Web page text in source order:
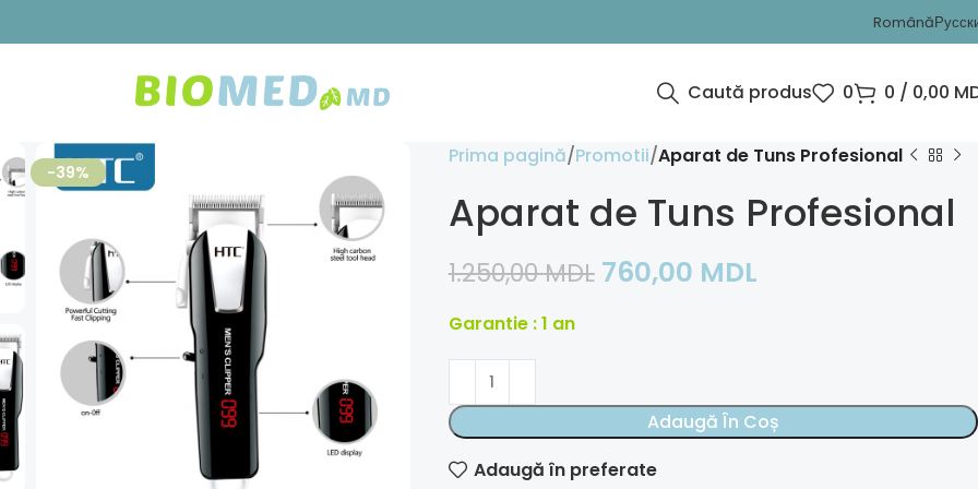
Română
Caută produs 0 0 / 0,00
-39%
Prima pagină Promotii Aparat de Tuns Profesional
Aparat de Tuns Profesional
1.250,00MDL 760,00 MDL
Garantie : 1 an
Adaugă În Coș
Adaugă în preferate